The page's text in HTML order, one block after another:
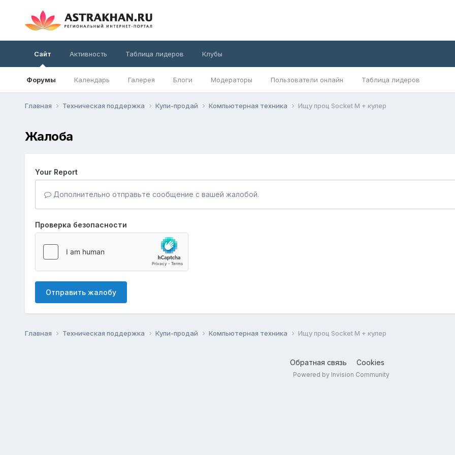
Сайт
Форумы Календарь Галерея Блоги Модераторы Пользователи онлайн Таблица лидеров
Активность Таблица лидеров Клубы
Главная Техническая поддержка Купи-продай Компьютерная техника Ищу проц Socket M + кулер
Жалоба
Your Report
Дополнительно отправьте сообщение с вашей жалобой.
Проверка безопасности
Отправить жалобу
Главная Техническая поддержка Купи-продай Компьютерная техника Ищу проц Socket M + кулер
Обратная связь Cookies
Powered by Invision Community